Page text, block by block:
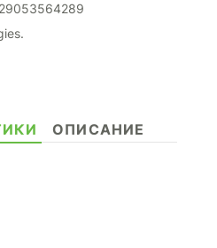
ОПИСАНИЕ